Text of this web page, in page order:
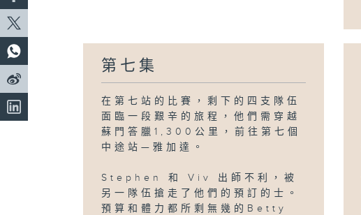
第七集
在第七站的比賽，剩下的四支隊伍
面臨一段艱辛的旅程，他們需穿越
蘇門答臘1,300公里，前往第七個
中途站—雅加達。
Stephen 和 Viv 出師不利，被
另一隊伍搶走了他們的預訂的士。
預算和體力都所剩無幾的Betty